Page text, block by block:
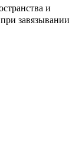
и
завязывании